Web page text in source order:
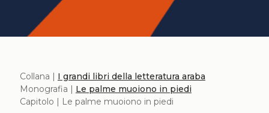
Collana | I grandi libri della letteratura araba
Monografia | Le palme muoiono in piedi
Capitolo | Le palme muoiono in piedi